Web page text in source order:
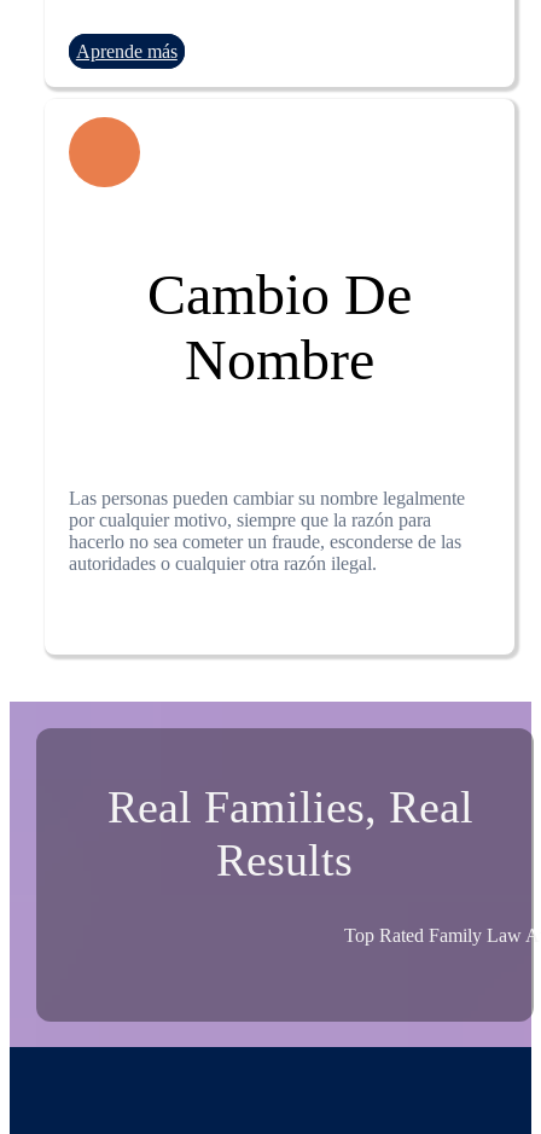
Aprende más
Cambio De
Nombre
Las personas pueden cambiar su nombre legalmente
por cualquier motivo, siempre que la razón para
hacerlo no sea cometer un fraude, esconderse de las
autoridades o cualquier otra razón ilegal.
Real Families, Real
Results
Top Rated Family Law